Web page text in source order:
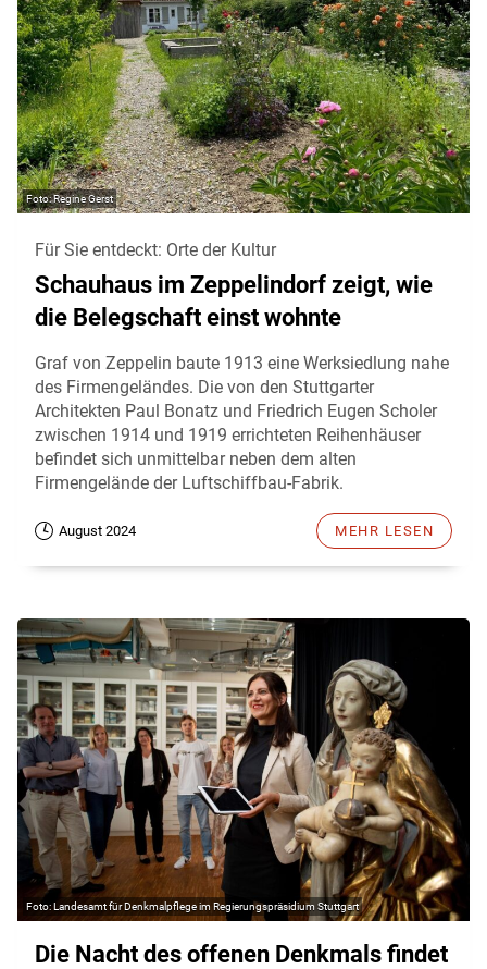
Regine Gerst
Für Sie entdeckt: Orte der Kultur
Schauhaus im Zeppelindorf zeigt, wie
die Belegschaft einst wohnte
Graf von Zeppelin baute 1913 eine Werksiedlung nahe
des Firmengeländes. Die von den Stuttgarter
Architekten Paul Bonatz und Friedrich Eugen Scholer
zwischen 1914 und 1919 errichteten Reihenhäuser
befindet sich unmittelbar neben dem alten
Firmengelände der Luftschiffbau-Fabrik.
August 2024 MEHR LESEN
Landesamt für Denkmalpflege im Regierungspräsidium Stuttgart
Die Nacht des offenen Denkmals findet